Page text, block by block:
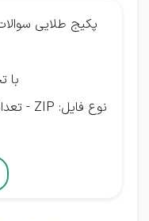
پکیج طلایی
با